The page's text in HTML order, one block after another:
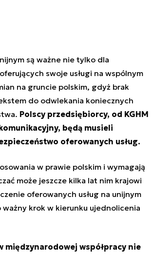
są ważne nie tylko dla
swoje usługi na wspólnym
na gruncie polskim, gdyż brak
do odwlekania koniecznych
Polscy przedsiębiorcy, od KGHM
będą musieli
oferowanych usług.
w prawie polskim i wymagają
może jeszcze kilka lat nim krajowi
oferowanych usług na unijnym
krok w kierunku ujednolicenia
międzynarodowej współpracy nie